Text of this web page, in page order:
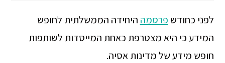
לפני כחודש פרסמה היחידה הממשלתית לחופש
המידע כי היא מצטרפת כאחת המייסדות לשותפות
חופש מידע של מדינות אסיה.